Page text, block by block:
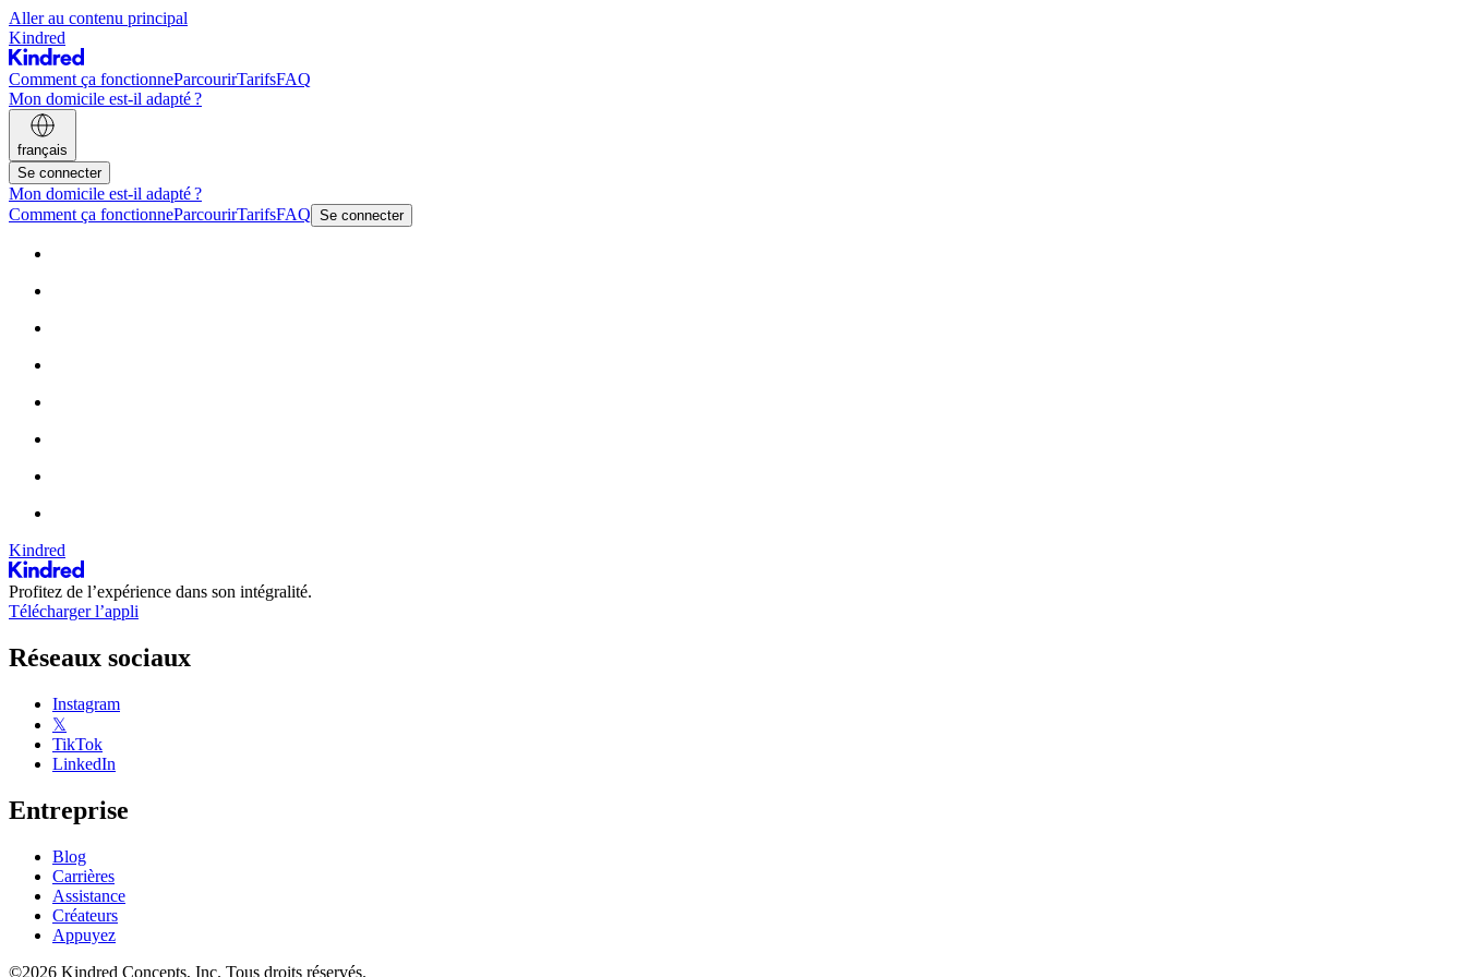
Aller au contenu principal
Kindred
Comment ça fonctionneParcourirTarifsFAQ
Mon domicile est-il adapté ?
français
Se connecter
Mon domicile est-il adapté ?
Comment ça fonctionneParcourirTarifsFAQ Se connecter
Kindred
Profitez de l’expérience dans son intégralité.
Télécharger l’appli
Réseaux sociaux
Instagram
𝕏
TikTok
LinkedIn
Entreprise
Blog
Carrières
Assistance
Créateurs
Appuyez
©2026 Kindred Concepts, Inc. Tous droits réservés.